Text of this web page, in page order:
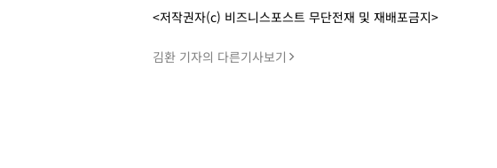
<저작권자(c) 비즈니스포스트 무단전재 및 재배포금지>
김환 기자의 다른기사보기